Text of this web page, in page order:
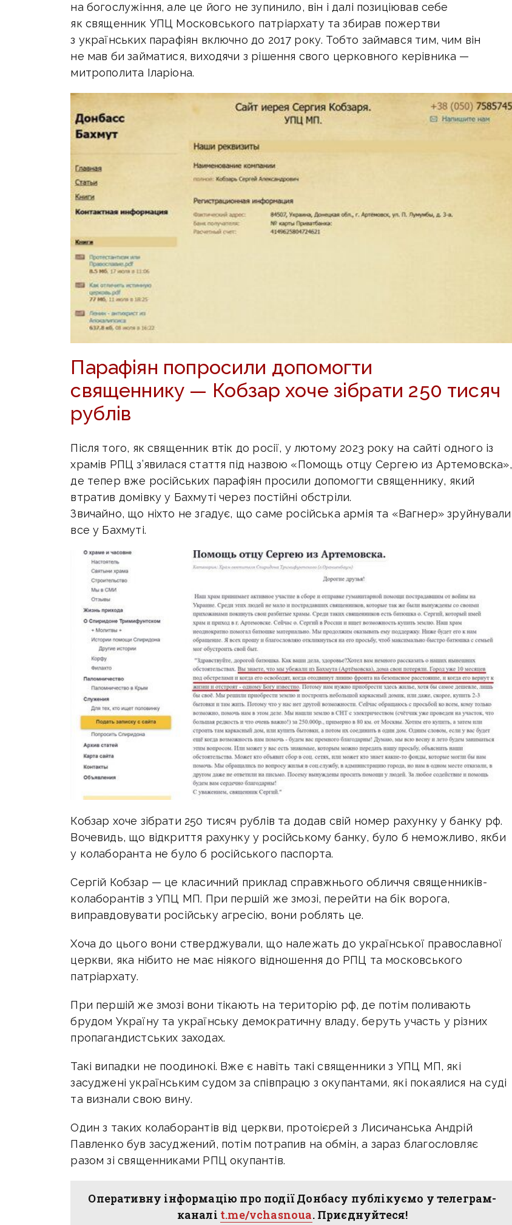
на богослужіння, але це його не зупинило, він і далі позиціював себе
як священник УПЦ Московського патріархату та збирав пожертви
з українських парафіян включно до 2017 року. Тобто займався тим, чим він
не мав би займатися, виходячи з рішення свого церковного керівника —
митрополита Іларіона.
Парафіян попросили допомогти
священнику — Кобзар хоче зібрати 250 тисяч
рублів
Після того, як священник втік до росії, у лютому 2023 року на сайті одного із
храмів РПЦ з’явилася стаття під назвою «Помощь отцу Сергею из Артемовска»,
де тепер вже російських парафіян просили допомогти священнику, який
втратив домівку у Бахмуті через постійні обстріли.
Звичайно, що ніхто не згадує, що саме російська армія та «Вагнер» зруйнували
все у Бахмуті.
Кобзар хоче зібрати 250 тисяч рублів та додав свій номер рахунку у банку рф.
Вочевидь, що відкриття рахунку у російському банку, було б неможливо, якби
у колаборанта не було б російського паспорта.
Сергій Кобзар — це класичний приклад справжнього обличчя священників-
колаборантів з УПЦ МП. При першій же змозі, перейти на бік ворога,
виправдовувати російську агресію, вони роблять це.
Хоча до цього вони стверджували, що належать до української православної
церкви, яка нібито не має ніякого відношення до РПЦ та московського
патріархату.
При першій же змозі вони тікають на територію рф, де потім поливають
брудом Україну та українську демократичну владу, беруть участь у різних
пропагандистських заходах.
Такі випадки не поодинокі. Вже є навіть такі священники з УПЦ МП, які
засуджені українським судом за співпрацю з окупантами, які покаялися на суді
та визнали свою вину.
Один з таких колаборантів від церкви, протоієрей з Лисичанська Андрій
Павленко був засуджений, потім потрапив на обмін, а зараз благословляє
разом зі священниками РПЦ окупантів.
Оперативну інформацію про події Донбасу публікуємо у телеграм-
каналі t.me/vchasnoua. Приєднуйтеся!